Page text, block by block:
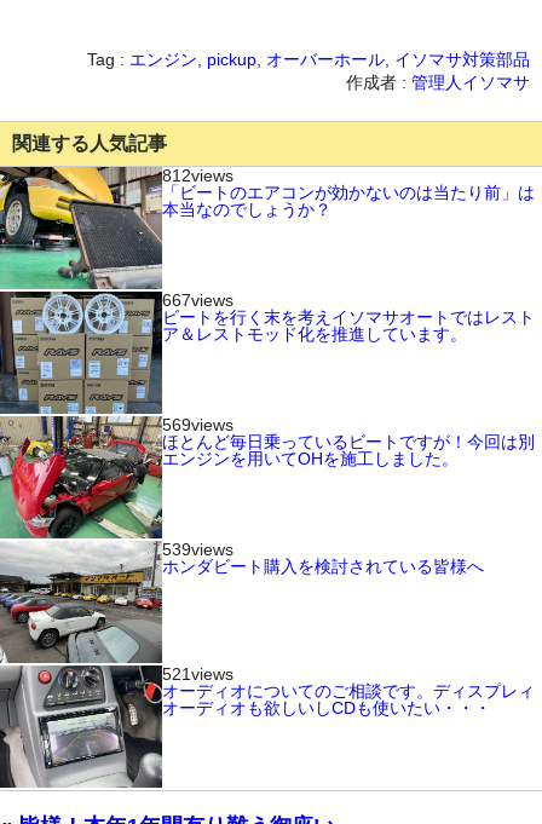
Tag : エンジン pickup オーバーホール イソマサ対策部品
作成者 : 管理人イソマサ
関連する人気記事
812views
「ビートのエアコンが効かないのは当たり前」は
本当なのでしょうか？
667views
ビートを行く末を考えイソマサオートではレスト
ア＆レストモッド化を推進しています。
569views
ほとんど毎日乗っているビートですが！今回は別
エンジンを用いてOHを施工しました。
539views
ホンダビート購入を検討されている皆様へ
521views
オーディオについてのご相談です。ディスプレィ
オーディオも欲しいしCDも使いたい・・・